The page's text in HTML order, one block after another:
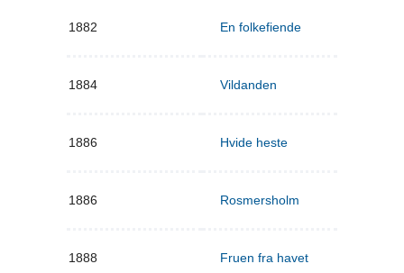
1882 En folkefiende
1884 Vildanden
1886 Hvide heste
1886 Rosmersholm
1888 Fruen fra havet